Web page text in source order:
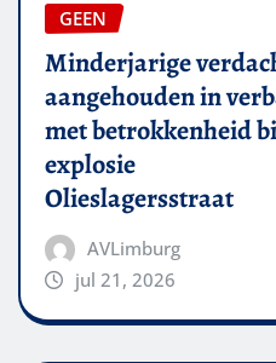
GEEN
Minderjarige
aangehouden in
met betrokkenheid
explosie
Olieslagersstraat
AVLimburg
jul 21, 2026